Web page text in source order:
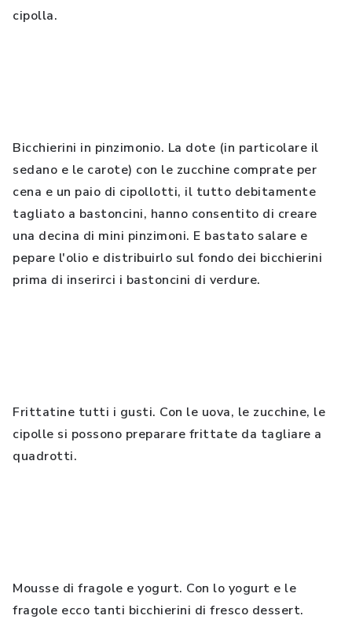
cipolla.
Bicchierini in pinzimonio. La dote (in particolare il
sedano e le carote) con le zucchine comprate per
cena e un paio di cipollotti, il tutto debitamente
tagliato a bastoncini, hanno consentito di creare
una decina di mini pinzimoni. E bastato salare e
pepare l'olio e distribuirlo sul fondo dei bicchierini
prima di inserirci i bastoncini di verdure.
Frittatine tutti i gusti. Con le uova, le zucchine, le
cipolle si possono preparare frittate da tagliare a
quadrotti.
Mousse di fragole e yogurt. Con lo yogurt e le
fragole ecco tanti bicchierini di fresco dessert.